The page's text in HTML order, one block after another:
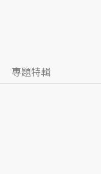
專題特輯